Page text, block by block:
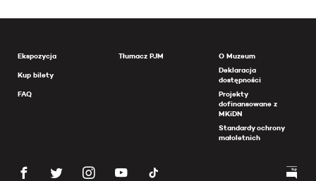
Ekspozycja
Kup bilety
FAQ
Tłumacz PJM
O Muzeum
Deklaracja
dostępności
Projekty
dofinansowane z
MKiDN
Standardy ochrony
małoletnich